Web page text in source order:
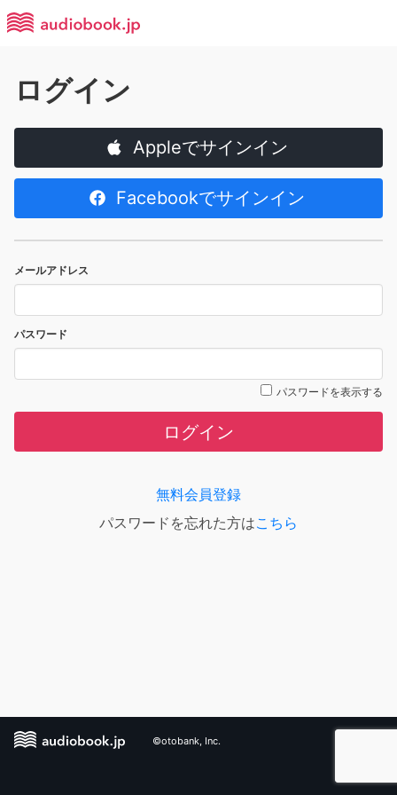
ログイン
Appleでサインイン
Facebookでサインイン
メールアドレス
パスワード
パスワードを表示する
ログイン
無料会員登録
パスワードを忘れた方はこちら
©otobank, Inc.